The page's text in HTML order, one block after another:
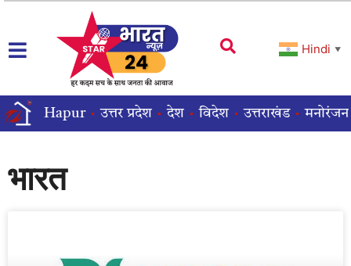
Hindi ▼
Hapur उत्तर प्रदेश देश विदेश उत्तराखंड मनोरंजन
भारत